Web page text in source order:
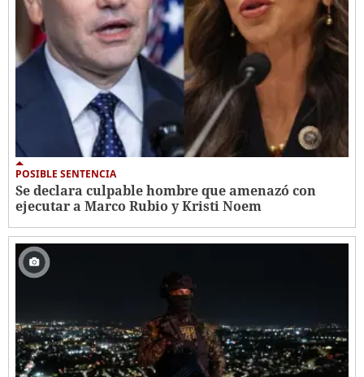
POSIBLE SENTENCIA
Se declara culpable hombre que amenazó con
ejecutar a Marco Rubio y Kristi Noem